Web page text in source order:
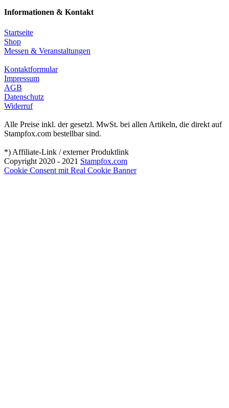
Informationen & Kontakt
Startseite
Shop
Messen & Veranstaltungen
Kontaktformular
Impressum
AGB
Datenschutz
Widerruf
Alle Preise inkl. der gesetzl. MwSt. bei allen Artikeln, die direkt auf
Stampfox.com bestellbar sind.
*) Affiliate-Link / externer Produktlink
Copyright 2020 - 2021 Stampfox.com
Cookie Consent mit Real Cookie Banner